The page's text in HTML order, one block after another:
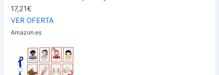
17,21€
VER OFERTA
Amazon.es